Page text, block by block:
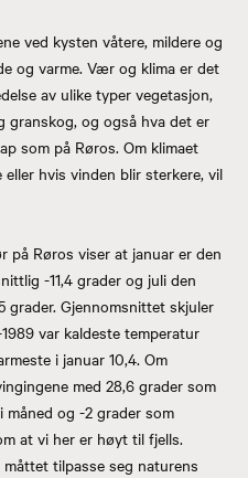
ved kysten våtere, mildere og
og varme. Vær og klima er det
av ulike typer vegetasjon,
granskog, og også hva det er
som på Røros. Om klimaet
hvis vinden blir sterkere, vil
på Røros viser at januar er den
-11,4 grader og juli den
grader. Gjennomsnittet skjuler
var kaldeste temperatur
i januar 10,4. Om
med 28,6 grader som
måned og -2 grader som
at vi her er høyt til fjells.
tilpasse seg naturens